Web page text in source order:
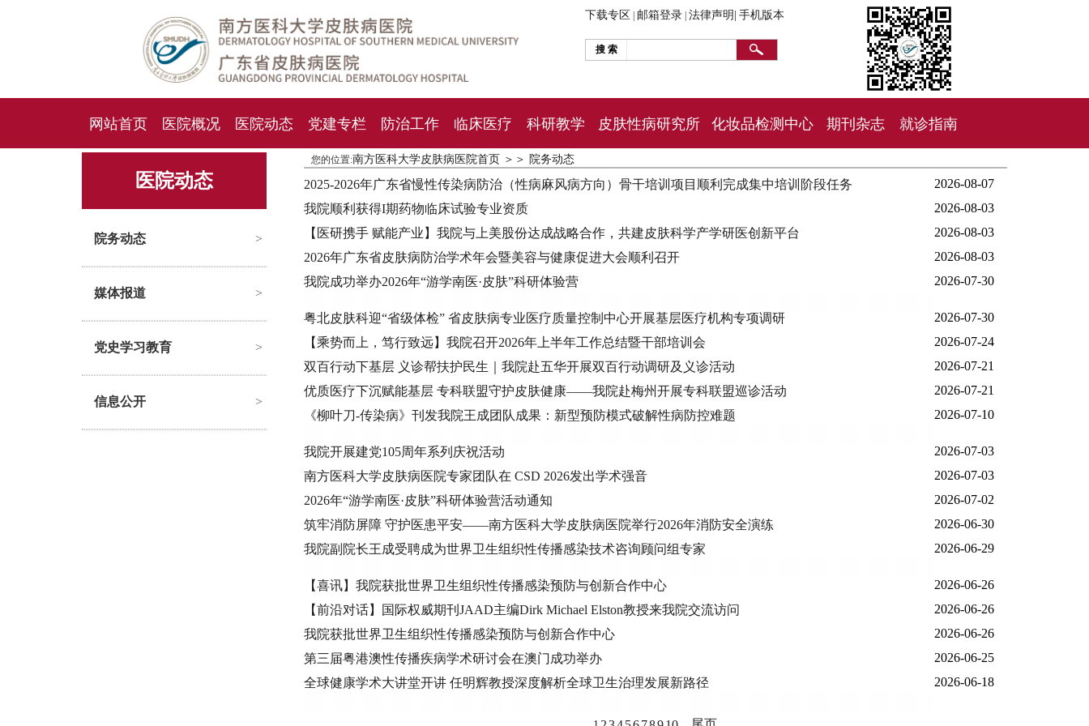
下载专区 邮箱登录 法律声明| 手机版本
搜 索
网站首页 医院概况 医院动态 党建专栏 防治工作 临床医疗 科研教学 皮肤性病研究所 化妆品检测中心 期刊杂志 就诊指南
人才招聘 招标采购
医院动态
院务动态 >
媒体报道 >
党史学习教育 >
信息公开 >
您的位置:南方医科大学皮肤病医院首页 ＞＞ 院务动态
2025-2026年广东省慢性传染病防治（性病麻风病方向）骨干培训项目顺利完成集中培训阶段任务
2026-08-07
我院顺利获得I期药物临床试验专业资质
2026-08-03
【医研携手 赋能产业】我院与上美股份达成战略合作，共建皮肤科学产学研医创新平台
2026-08-03
2026年广东省皮肤病防治学术年会暨美容与健康促进大会顺利召开
2026-08-03
我院成功举办2026年“游学南医·皮肤”科研体验营
2026-07-30
粤北皮肤科迎“省级体检” 省皮肤病专业医疗质量控制中心开展基层医疗机构专项调研
2026-07-30
【乘势而上，笃行致远】我院召开2026年上半年工作总结暨干部培训会
2026-07-24
双百行动下基层 义诊帮扶护民生｜我院赴五华开展双百行动调研及义诊活动
2026-07-21
优质医疗下沉赋能基层 专科联盟守护皮肤健康——我院赴梅州开展专科联盟巡诊活动
2026-07-21
《柳叶刀-传染病》刊发我院王成团队成果：新型预防模式破解性病防控难题
2026-07-10
我院开展建党105周年系列庆祝活动
2026-07-03
南方医科大学皮肤病医院专家团队在 CSD 2026发出学术强音
2026-07-03
2026年“游学南医·皮肤”科研体验营活动通知
2026-07-02
筑牢消防屏障 守护医患平安——南方医科大学皮肤病医院举行2026年消防安全演练
2026-06-30
我院副院长王成受聘成为世界卫生组织性传播感染技术咨询顾问组专家
2026-06-29
【喜讯】我院获批世界卫生组织性传播感染预防与创新合作中心
2026-06-26
【前沿对话】国际权威期刊JAAD主编Dirk Michael Elston教授来我院交流访问
2026-06-26
我院获批世界卫生组织性传播感染预防与创新合作中心
2026-06-26
第三届粤港澳性传播疾病学术研讨会在澳门成功举办
2026-06-25
全球健康学术大讲堂开讲 任明辉教授深度解析全球卫生治理发展新路径
2026-06-18